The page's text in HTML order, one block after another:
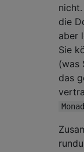
die
aber
Sie
(was
das
Monad